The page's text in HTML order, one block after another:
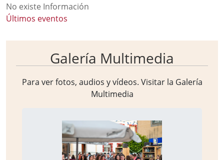
No existe Información
Últimos eventos
Galería Multimedia
Para ver fotos, audios y vídeos. Visitar la Galería
Multimedia